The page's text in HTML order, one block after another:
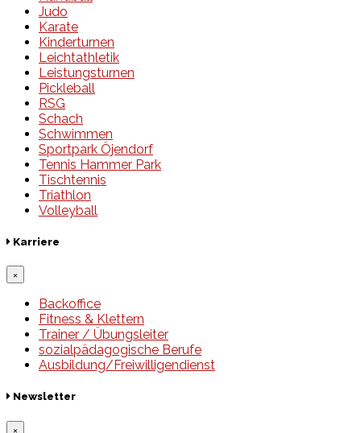
Judo
Karate
Kinderturnen
Leichtathletik
Leistungsturnen
Pickleball
RSG
Schach
Schwimmen
Sportpark Öjendorf
Tennis Hammer Park
Tischtennis
Triathlon
Volleyball
Karriere
×
Backoffice
Fitness & Klettern
Trainer / Übungsleiter
sozialpädagogische Berufe
Ausbildung/Freiwilligendienst
Newsletter
×